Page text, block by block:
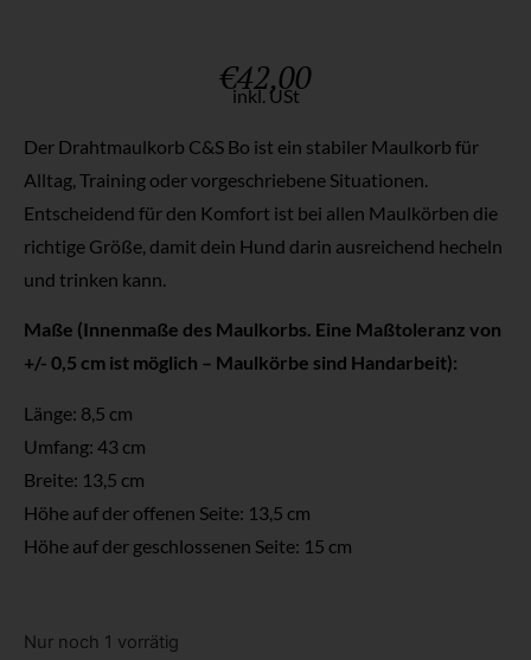
€42,00
inkl. USt
Der Drahtmaulkorb C&S Bo ist ein stabiler Maulkorb für
Alltag, Training oder vorgeschriebene Situationen.
Entscheidend für den Komfort ist bei allen Maulkörben die
richtige Größe, damit dein Hund darin ausreichend hecheln
und trinken kann.
Maße (Innenmaße des Maulkorbs. Eine Maßtoleranz von
+/- 0,5 cm ist möglich – Maulkörbe sind Handarbeit):
Länge: 8,5 cm
Umfang: 43 cm
Breite: 13,5 cm
Höhe auf der offenen Seite: 13,5 cm
Höhe auf der geschlossenen Seite: 15 cm
Nur noch 1 vorrätig